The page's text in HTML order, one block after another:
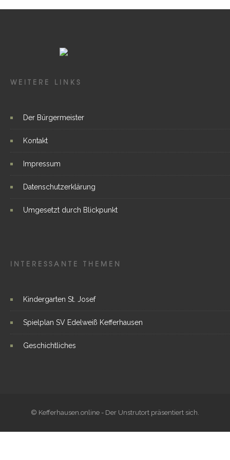
WEITERE LINKS
Der Bürgermeister
Kontakt
Impressum
Datenschutzerklärung
Umgesetzt durch Blickpunkt
INTERESSANTE THEMEN
Kindergarten St. Josef
Spielplan SV Edelweiß Kefferhausen
Geschichtliches
© Kefferhausen.online - Der Unstrutort präsentiert sich.